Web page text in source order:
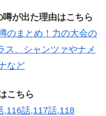
が出た理由はこちら
のまとめ！力の大会の
ス、シャンツァやナメ
など
こちら
,116話,117話,118